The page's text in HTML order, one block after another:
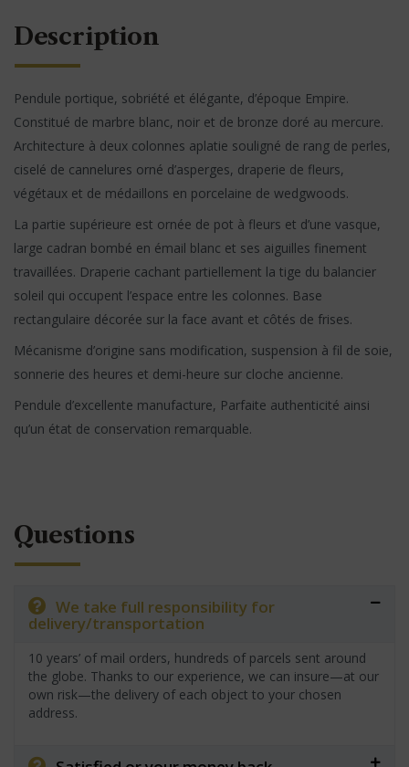
Description
Pendule portique, sobriété et élégante, d’époque Empire.
Constitué de marbre blanc, noir et de bronze doré au mercure.
Architecture à deux colonnes aplatie souligné de rang de perles,
ciselé de cannelures orné d’asperges, draperie de fleurs,
végétaux et de médaillons en porcelaine de wedgwoods.
La partie supérieure est ornée de pot à fleurs et d’une vasque,
large cadran bombé en émail blanc et ses aiguilles finement
travaillées. Draperie cachant partiellement la tige du balancier
soleil qui occupent l’espace entre les colonnes. Base
rectangulaire décorée sur la face avant et côtés de frises.
Mécanisme d’origine sans modification, suspension à fil de soie,
sonnerie des heures et demi-heure sur cloche ancienne.
Pendule d’excellente manufacture, Parfaite authenticité ainsi
qu’un état de conservation remarquable.
Questions
We take full responsibility for
delivery/transportation
10 years’ of mail orders, hundreds of parcels sent around
the globe. Thanks to our experience, we can insure—at our
own risk—the delivery of each object to your chosen
address.